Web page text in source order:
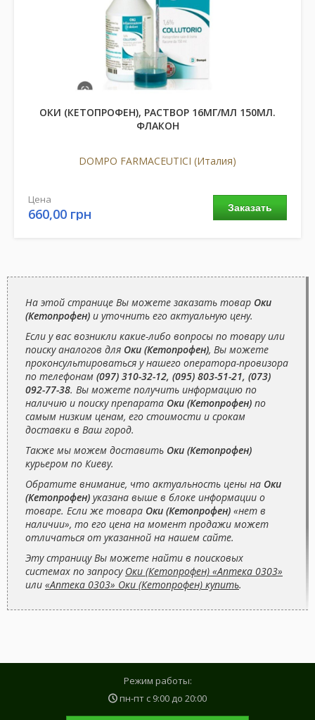
ОКИ (КЕТОПРОФЕН), РАСТВОР 16МГ/МЛ 150МЛ.
ФЛАКОН
DOMPO FARMACEUTICI (Италия)
Заказать
Цена
660,00 грн
На этой странице Вы можете заказать товар Оки
(Кетопрофен) и уточнить его актуальную цену.
Если у вас возникли какие-либо вопросы по товару или
поиску аналогов для Оки (Кетопрофен), Вы можете
проконсультироваться у нашего оператора-провизора
по телефонам (097) 310-32-12, (095) 803-51-21, (073)
092-77-38. Вы можете получить информацию по
наличию и поиску препарата Оки (Кетопрофен) по
самым низким ценам, его стоимости и срокам
доставки в Ваш город.
Также мы можем доставить Оки (Кетопрофен)
курьером по Киеву.
Обратите внимание, что актуальность цены на Оки
(Кетопрофен) указана выше в блоке информации о
товаре. Если же товара Оки (Кетопрофен) «нет в
наличии», то его цена на момент продажи может
отличаться от указанной на нашем сайте.
Эту страницу Вы можете найти в поисковых
системах по запросу Оки (Кетопрофен) «Аптека 0303»
или «Аптека 0303» Оки (Кетопрофен) купить.
Режим работы:
пн-пт с 9:00 до 20:00